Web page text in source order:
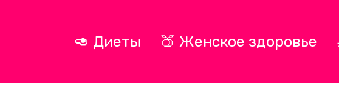
🥑 Диеты 🍑 Женское здоровье